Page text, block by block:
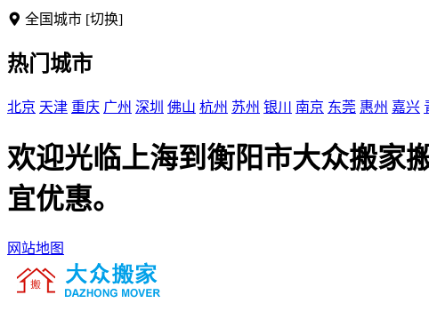
全国城市 [切换]
热门城市
北京 天津 重庆 广州 深圳 佛山 杭州 苏州 银川 南京 东莞 惠州 嘉兴
欢迎光临上海到衡阳市大众搬家
宜优惠。
网站地图